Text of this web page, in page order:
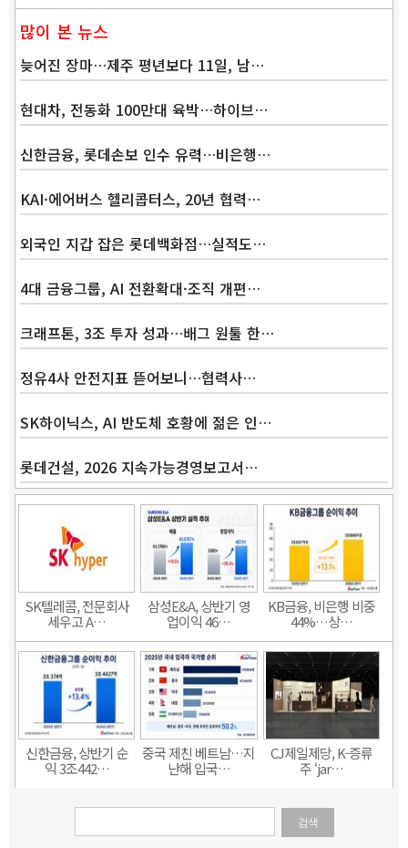
많이 본 뉴스
늦어진 장마…제주 평년보다 11일, 남…
현대차, 전동화 100만대 육박…하이브…
신한금융, 롯데손보 인수 유력…비은행…
KAI·에어버스 헬리콥터스, 20년 협력…
외국인 지갑 잡은 롯데백화점…실적도…
4대 금융그룹, AI 전환확대·조직 개편…
크래프톤, 3조 투자 성과…배그 원툴 한…
정유4사 안전지표 뜯어보니…협력사…
SK하이닉스, AI 반도체 호황에 젊은 인…
롯데건설, 2026 지속가능경영보고서…
SK텔레콤, 전문회사
세우고 A…
삼성E&A, 상반기 영
업이익 46…
KB금융, 비은행 비중
44%…상…
신한금융, 상반기 순
익 3조442…
중국 제친 베트남…지
난해 입국…
CJ제일제당, K-증류
주 ‘jar…
검색